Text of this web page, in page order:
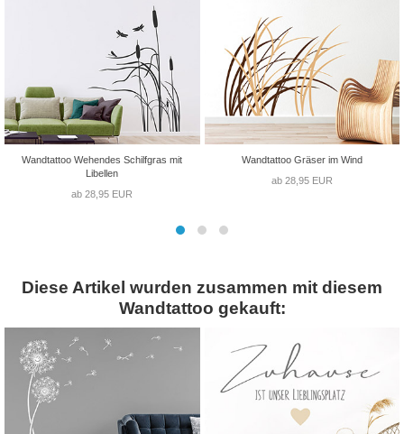
Wandtattoo Wehendes Schilfgras mit
Libellen
ab 28,95 EUR
Wandtattoo Gräser im Wind
ab 28,95 EUR
Diese Artikel wurden zusammen mit diesem
Wandtattoo gekauft: